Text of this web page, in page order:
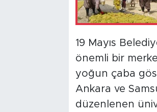
19 Mayıs
önemli bir
yoğun çaba
Ankara ve
düzenlenen